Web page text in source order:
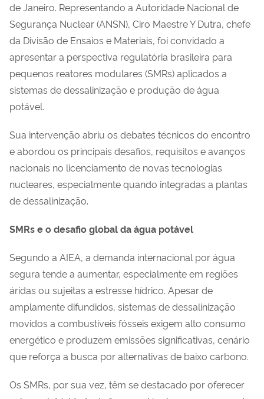
de Janeiro. Representando a Autoridade Nacional de
Segurança Nuclear (ANSN), Ciro Maestre Y Dutra, chefe
da Divisão de Ensaios e Materiais, foi convidado a
apresentar a perspectiva regulatória brasileira para
pequenos reatores modulares (SMRs) aplicados a
sistemas de dessalinização e produção de água
potável.
Sua intervenção abriu os debates técnicos do encontro
e abordou os principais desafios, requisitos e avanços
nacionais no licenciamento de novas tecnologias
nucleares, especialmente quando integradas a plantas
de dessalinização.
SMRs e o desafio global da água potável
Segundo a AIEA, a demanda internacional por água
segura tende a aumentar, especialmente em regiões
áridas ou sujeitas a estresse hídrico. Apesar de
amplamente difundidos, sistemas de dessalinização
movidos a combustíveis fósseis exigem alto consumo
energético e produzem emissões significativas, cenário
que reforça a busca por alternativas de baixo carbono.
Os SMRs, por sua vez, têm se destacado por oferecer